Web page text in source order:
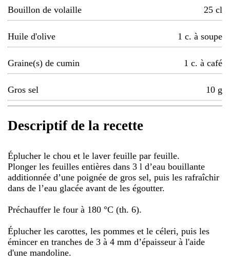
Bouillon de volaille 25 cl
Huile d'olive 1 c. à soupe
Graine(s) de cumin 1 c. à café
Gros sel 10 g
Descriptif de la recette
Éplucher le chou et le laver feuille par feuille.
Plonger les feuilles entières dans 3 l d’eau bouillante
additionnée d’une poignée de gros sel, puis les rafraîchir
dans de l’eau glacée avant de les égoutter.
Préchauffer le four à 180 °C (th. 6).
Éplucher les carottes, les pommes et le céleri, puis les
émincer en tranches de 3 à 4 mm d’épaisseur à l'aide
d'une mandoline.